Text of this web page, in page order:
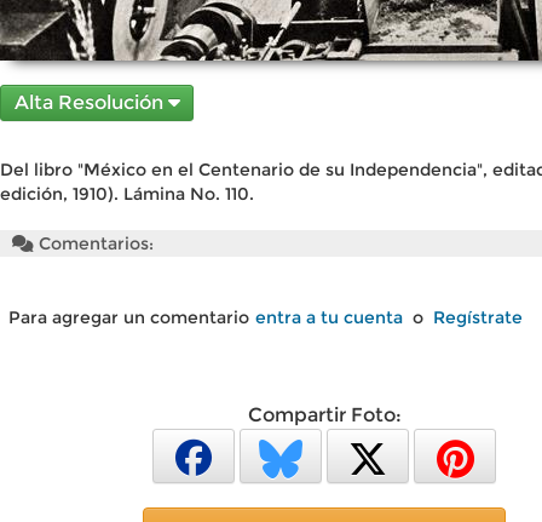
Alta Resolución
Del libro "México en el Centenario de su Independencia",
edición, 1910). Lámina No. 110.
Comentarios:
Para agregar un comentario entra a tu cuenta o Regístrate
Compartir Foto: